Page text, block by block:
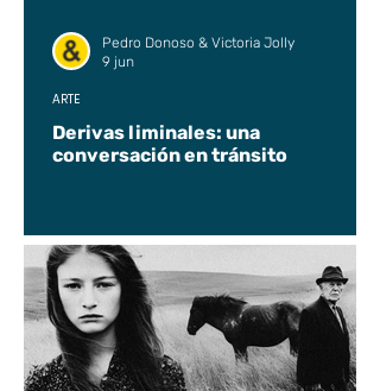
Derivas liminales: una
conversación en tránsito
ARTE
Pedro Donoso & Victoria Jolly
9 jun